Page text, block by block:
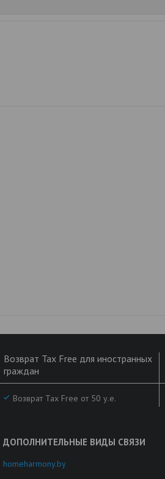
Возврат Tax Free для иностранных
граждан
Возврат Tax Free от 50 у.е.
homeharmony.by